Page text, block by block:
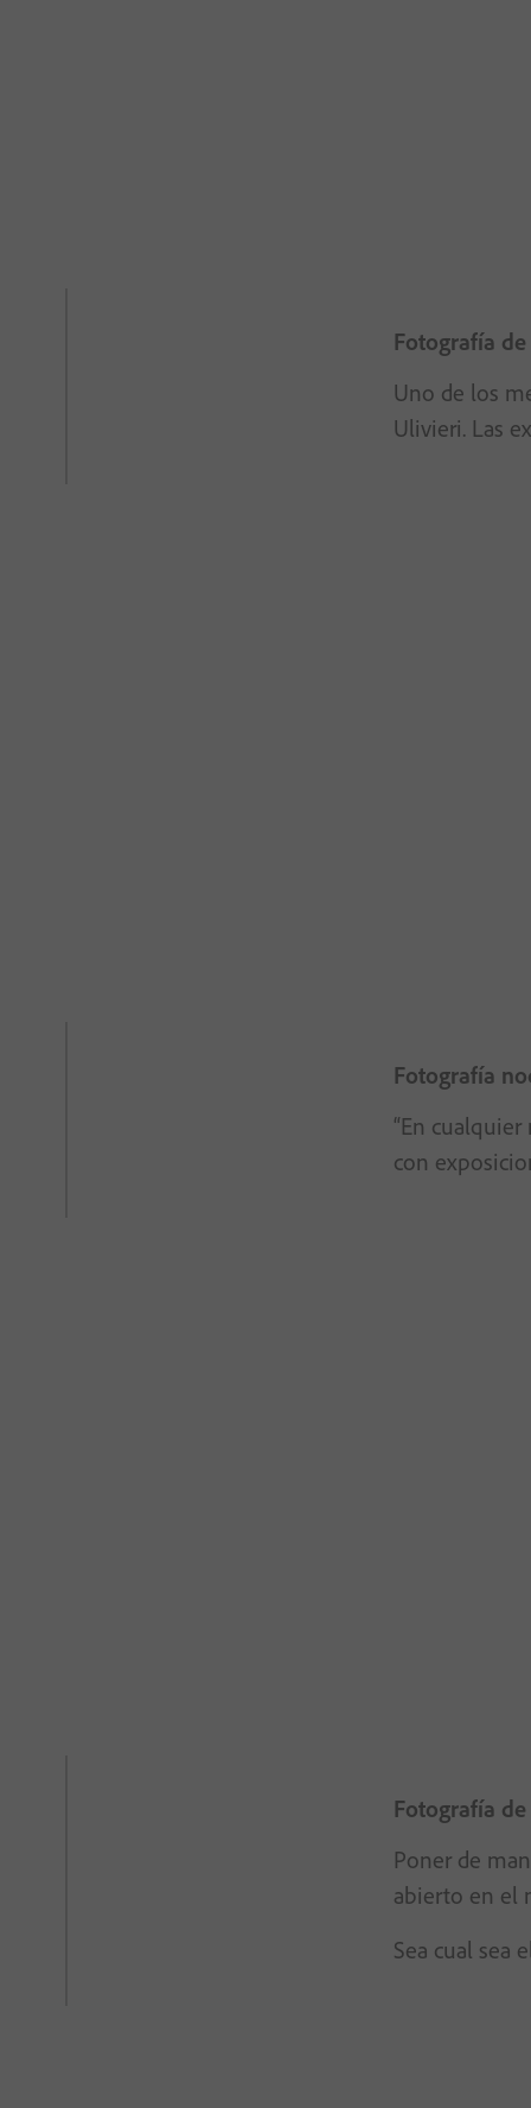
Fotografía
Uno de los
Ulivieri. Las
Fotografía
“En
con
Fotografía
Poner de
abierto en el
Sea cual sea